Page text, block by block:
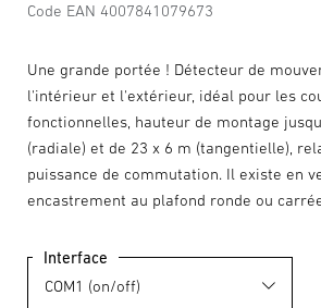
Code EAN 4007841079673
Une grande portée ! Détecteur de
l'intérieur et l'extérieur, idéal pour les
fonctionnelles, hauteur de montage
(radiale) et de 23 x 6 m (tangentielle),
puissance de commutation. Il existe en
encastrement au plafond ronde ou
Interface